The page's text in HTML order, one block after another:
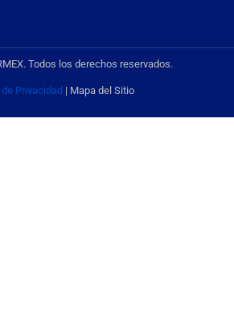
Todos los derechos reservados.
Privacidad| Mapa del Sitio